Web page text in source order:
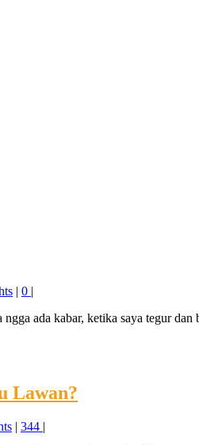
| 0 |
ada kabar, ketika saya tegur dan
Lawan?
| 344 |